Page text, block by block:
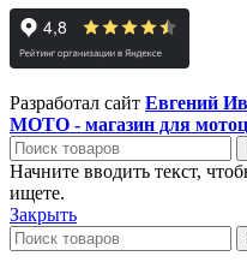
Разработал сайт Евгений
МОТО - магазин для
Начните вводить текст,
ищете.
Закрыть